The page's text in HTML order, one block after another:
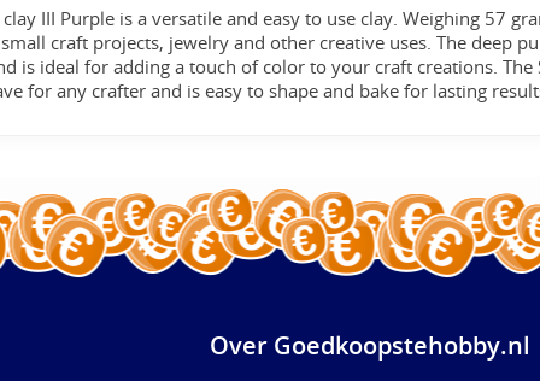
clay III Purple is a versatile and easy to use clay. Weighing 57
craft projects, jewelry and other creative uses. The deep
is ideal for adding a touch of color to your craft creations. The
for any crafter and is easy to shape and bake for lasting
Over Goedkoopstehobby.nl